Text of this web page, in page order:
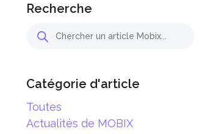
Recherche
Catégorie d'article
Toutes
Actualités de MOBIX